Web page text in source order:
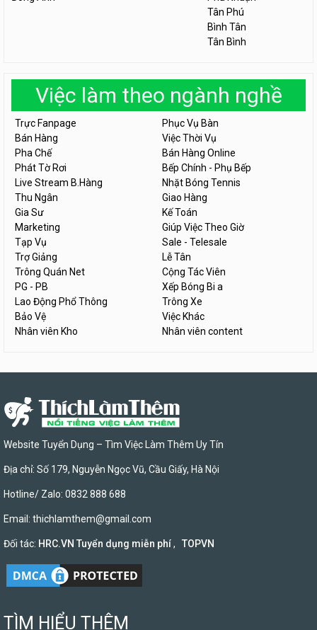
Tân Phú
Bình Tân
Tân Bình
Việc làm theo ngành nghề
Trực Fanpage
Phục Vụ Bàn
Bán Hàng
Việc Thời Vụ
Pha Chế
Bán Hàng Online
Phát Tờ Rơi
Bếp Chính - Phụ Bếp
Live Stream B.Hàng
Nhặt Bóng Tennis
Thu Ngân
Giao Hàng
Gia Sư
Kế Toán
Marketing
Giúp Việc Theo Giờ
Tạp Vụ
Sale - Telesale
Trợ Giảng
Lễ Tân
Trông Quán Net
Cộng Tác Viên
PG - PB
Xếp Bóng Bi a
Lao Động Phổ Thông
Trông Xe
Bảo Vệ
Việc Khác
Nhân viên Kho
Nhân viên content
Website Tuyển Dụng – Tìm Việc Làm Thêm Uy Tín
Địa chỉ: Số 179, Nguyễn Ngọc Vũ, Cầu Giấy, Hà Nội
Hotline/ Zalo: 0832 888 688
Email: thichlamthem@gmail.com
Đối tác: HRC.VN Tuyển dụng miễn phí, TOPVN
TÌM HIỂU THÊM